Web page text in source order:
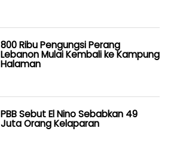
800 Ribu Pengungsi Perang
Lebanon Mulai Kembali ke Kampung
Halaman
PBB Sebut El Nino Sebabkan 49
Juta Orang Kelaparan